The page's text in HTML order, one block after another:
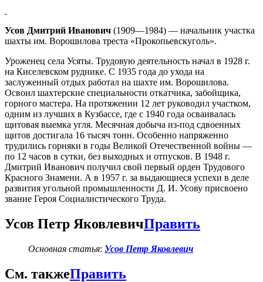
Усов Дмитрий Иванович (1909—1984) — начальник участка
шахты им. Ворошилова треста «Прокопьевскуголь».
Уроженец села Усяты. Трудовую деятельность начал в 1928 г.
на Киселевском руднике. С 1935 года до ухода на
заслуженный отдых работал на шахте им. Ворошилова.
Освоил шахтерские специальности откатчика, забойщика,
горного мастера. На протяжении 12 лет руководил участком,
одним из лучших в Кузбассе, где с 1940 года осваивалась
щитовая выемка угля. Месячная добыча из-под сдвоенных
щитов достигала 16 тысяч тонн. Особенно напряженно
трудились горняки в годы Великой Отечественной войны —
по 12 часов в сутки, без выходных и отпусков. В 1948 г.
Дмитрий Иванович получил свой первый орден Трудового
Красного Знамени. А в 1957 г. за выдающиеся успехи в деле
развития угольной промышленности Д. И. Усову присвоено
звание Героя Социалистического Труда.
Усов Петр ЯковлевичПравить
Основная статья: Усов Петр Яковлевич
См. такжеПравить